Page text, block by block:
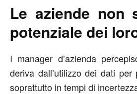
Le aziende non
potenziale dei
I manager d’azienda
deriva dall’utilizzo dei dati per
soprattutto in tempi di